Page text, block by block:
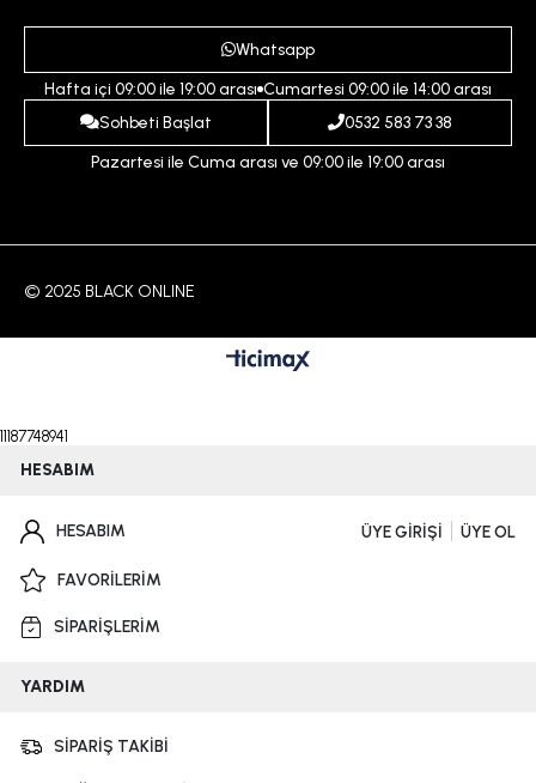
Ödeme ve Teslimat Koşulları
İptal ve İade Koşulları
İndirim
Whatsapp
Hafta içi 09:00 ile 19:00 arası Cumartesi 09:00 ile 14:00 arası
Sohbeti Başlat
0532 583 73 38
Pazartesi ile Cuma arası ve 09:00 ile 19:00 arası
© 2025 BLACK ONLINE
11187748941
HESABIM
HESABIM ÜYE GİRİŞİ ÜYE OL
FAVORİLERİM
SİPARİŞLERİM
YARDIM
SİPARİŞ TAKİBİ